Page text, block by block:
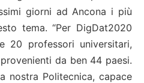
giorni ad Ancona i più
tema. “Per DigDat2020
20 professori universitari,
da ben 44 paesi.
nostra Politecnica, capace